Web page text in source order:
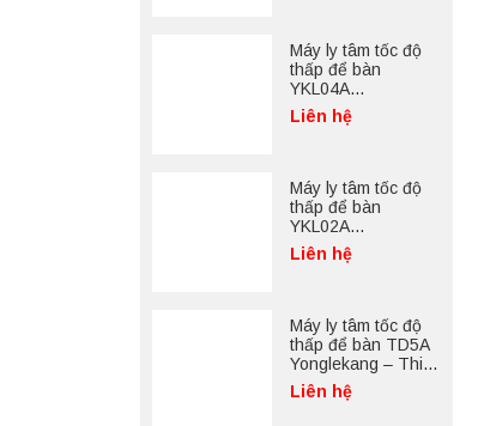
Máy ly tâm tốc độ
thấp để bàn
YKL04A
Yonglekang – Máy
ly tâm phòng thí
Liên hệ
Máy ly tâm tốc độ
thấp để bàn
YKL02A
Yonglekang – Máy
ly tâm phòng thí
Liên hệ
Máy ly tâm tốc độ
thấp để bàn TD5A
Yonglekang – Thiết
bị ly tâm phòng thí
nghiệm
Liên hệ